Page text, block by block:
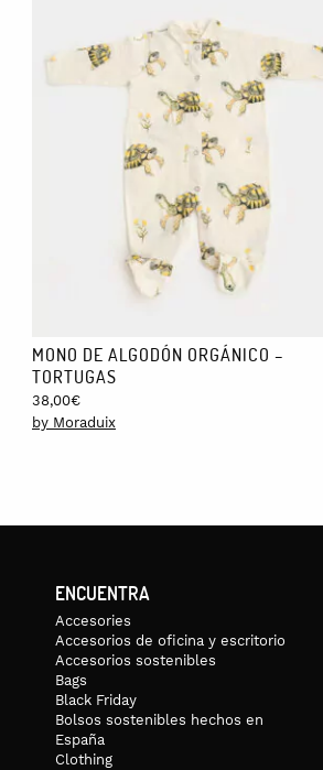
MONO DE ALGODÓN ORGÁNICO –
TORTUGAS
38,00€
by Moraduix
ENCUENTRA
Accesories
Accesorios de oficina y escritorio
Accesorios sostenibles
Bags
Black Friday
Bolsos sostenibles hechos en
España
Clothing